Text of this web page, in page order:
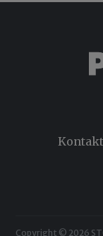
Copyright © 2026